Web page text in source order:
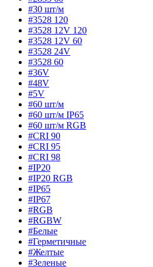
#30 шт/м
#3528 120
#3528 12V 120
#3528 12V 60
#3528 24V
#3528 60
#36V
#48V
#5V
#60 шт/м
#60 шт/м IP65
#60 шт/м RGB
#CRI 90
#CRI 95
#CRI 98
#IP20
#IP20 RGB
#IP65
#IP67
#RGB
#RGBW
#Белые
#Герметичные
#Желтые
#Зеленые